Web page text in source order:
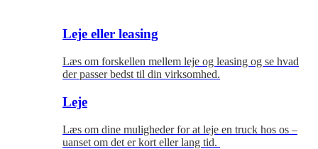
Leje eller leasing
Læs om forskellen mellem leje og leasing og se hvad
der passer bedst til din virksomhed.
Leje
Læs om dine muligheder for at leje en truck hos os –
uanset om det er kort eller lang tid.